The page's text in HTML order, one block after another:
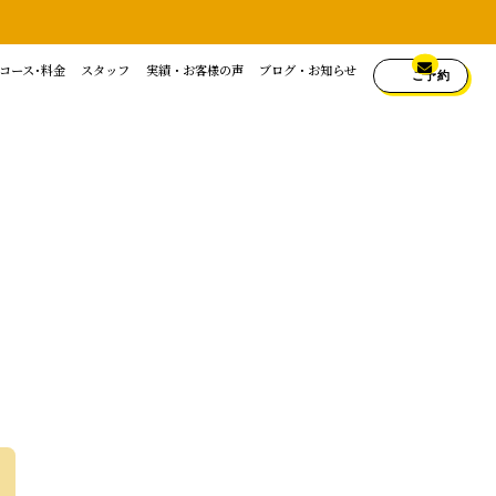
ース･料金 スタッフ 実績・お客様の声 ブログ・お知らせ ご予約